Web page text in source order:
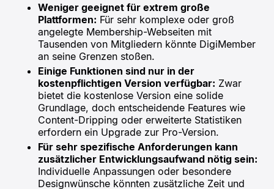
Weniger geeignet für extrem große
Plattformen: Für sehr komplexe oder groß
angelegte Membership-Webseiten mit
Tausenden von Mitgliedern könnte DigiMember
an seine Grenzen stoßen.
Einige Funktionen sind nur in der
kostenpflichtigen Version verfügbar: Zwar
bietet die kostenlose Version eine solide
Grundlage, doch entscheidende Features wie
Content-Dripping oder erweiterte Statistiken
erfordern ein Upgrade zur Pro-Version.
Für sehr spezifische Anforderungen kann
zusätzlicher Entwicklungsaufwand nötig sein:
Individuelle Anpassungen oder besondere
Designwünsche könnten zusätzliche Zeit und